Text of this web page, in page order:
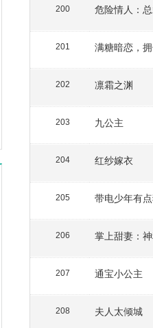
200 危险情人：
201 满糖暗恋，
202 凛霜之渊
203 九公主
204 红纱嫁衣
205 带电少年有
206 掌上甜妻：
207 通宝小公主
208 夫人太倾城